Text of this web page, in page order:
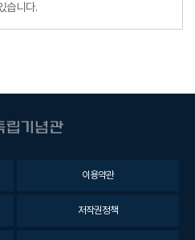
습니다.
이용약관
저작권정책